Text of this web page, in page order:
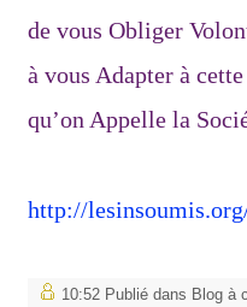
de vous Obliger
à vous Adapter à
qu’on Appelle la
http://
10:52 Publié dans Blog à